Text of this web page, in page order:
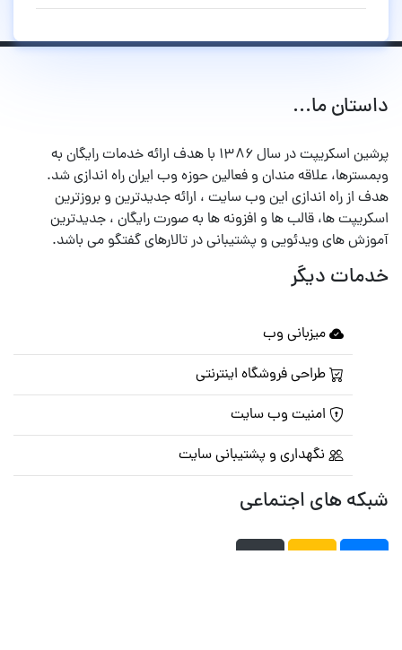
داستان ما...
پرشین اسکریپت در سال ۱۳۸۶ با هدف ارائه خدمات رایگان به
وبمسترها، علاقه مندان و فعالین حوزه وب ایران راه اندازی شد.
هدف از راه اندازی این وب سایت ، ارائه جدیدترین و بروزترین
اسکریپت ها، قالب ها و افزونه ها به صورت رایگان ، جدیدترین
آموزش های ویدئویی و پشتیبانی در تالارهای گفتگو می باشد.
خدمات دیگر
میزبانی وب
طراحی فروشگاه اینترنتی
امنیت وب سایت
نگهداری و پشتیبانی سایت
شبکه های اجتماعی